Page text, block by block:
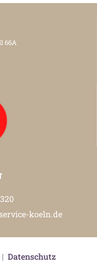
66A
koeln.de
Datenschutz